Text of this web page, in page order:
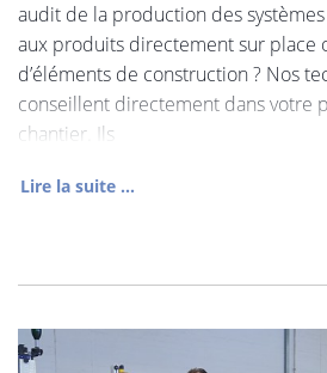
audit de la production des
aux produits directement sur place
d’éléments de construction ? Nos
conseillent directement dans votre
chantier. Ils
Lire la suite ...